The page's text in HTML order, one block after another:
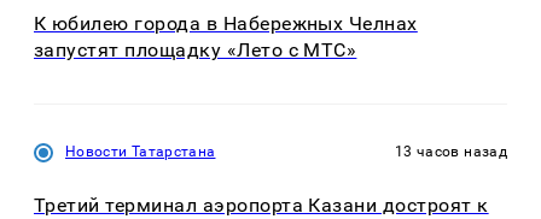
К юбилею города в Набережных Челнах
запустят площадку «Лето с МТС»
Новости Татарстана 13 часов назад
Третий терминал аэропорта Казани достроят к